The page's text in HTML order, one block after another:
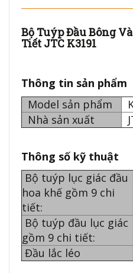
Bộ Tuýp Đầu Bông
Tiết JTC K3191
Thông tin sản phẩm
Model sản phẩm
Nhà sản xuất
Thông số kỹ thuật
Bộ tuýp lục giác đầu
hoa khế gồm 9 chi
tiết:
Bộ tuýp đầu lục giác
gồm 9 chi tiết:
Đầu lắc léo